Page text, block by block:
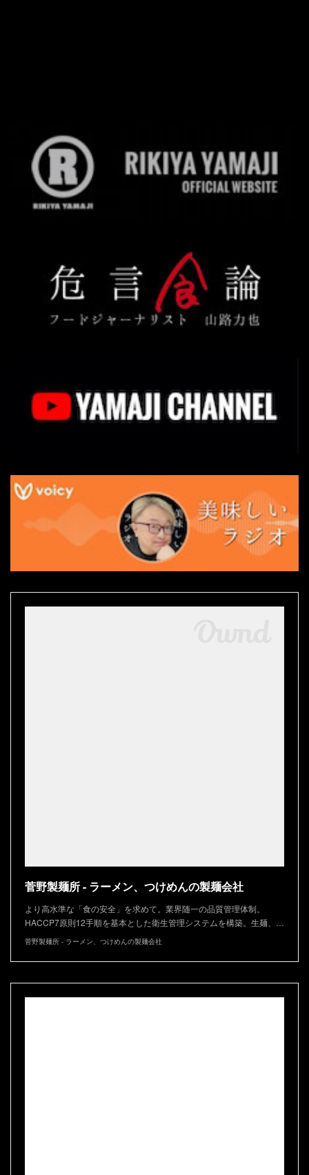
菅野製麺所 - ラーメン、つけめんの製麺会社
より高水準な「食の安全」を求めて。業界随一の品質管理体制。
HACCP7原則12手順を基本とした衛生管理システムを構築。生麺、…
菅野製麺所 - ラーメン、つけめんの製麺会社